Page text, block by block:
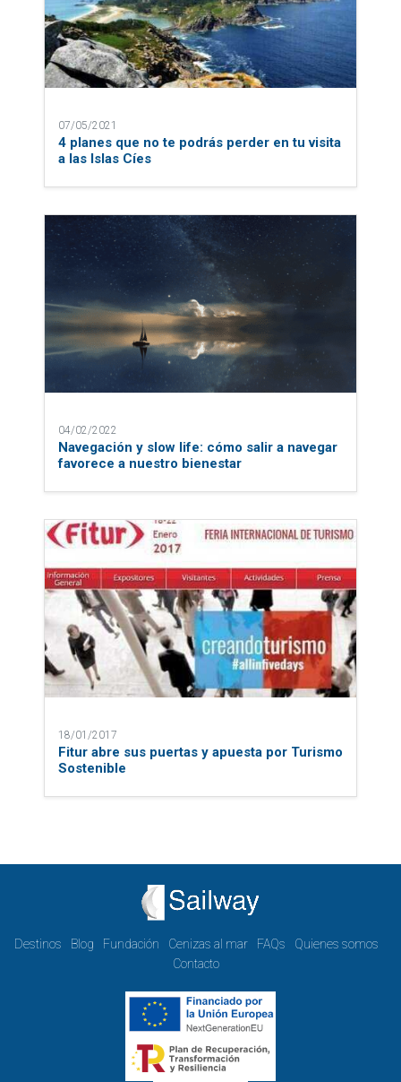
07/05/2021
4 planes que no te podrás perder en tu visita
a las Islas Cíes
04/02/2022
Navegación y slow life: cómo salir a navegar
favorece a nuestro bienestar
18/01/2017
Fitur abre sus puertas y apuesta por Turismo
Sostenible
Destinos Blog Fundación Cenizas al mar FAQs
Quienes somos
Contacto